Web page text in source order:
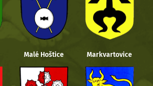
Malé Hoštice Markvartovice